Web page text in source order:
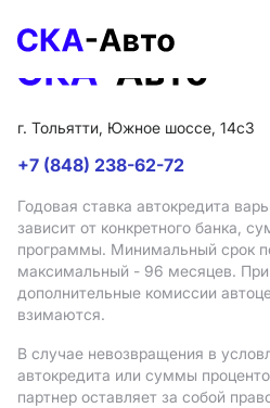
г. Тольятти, Южное шоссе, 14с3
+7 (848) 238-62-72
Годовая ставка автокредита
зависит от конкретного банка,
программы. Минимальный срок
максимальный - 96 месяцев.
дополнительные комиссии
взимаются.
В случае невозвращения в
автокредита или суммы
партнер оставляет за собой